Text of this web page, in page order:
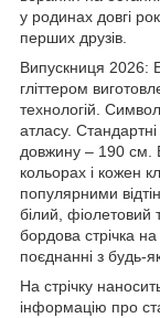
у родинах довгі
перших друзів.
Випускниця 2026:
гліттером
технологій.
атласу.
довжину – 190 см.
кольорах і кожен
популярними
білий, фіолетовий
бордова стрічка
поєднанні з будь-
На стрічку
інформацію про